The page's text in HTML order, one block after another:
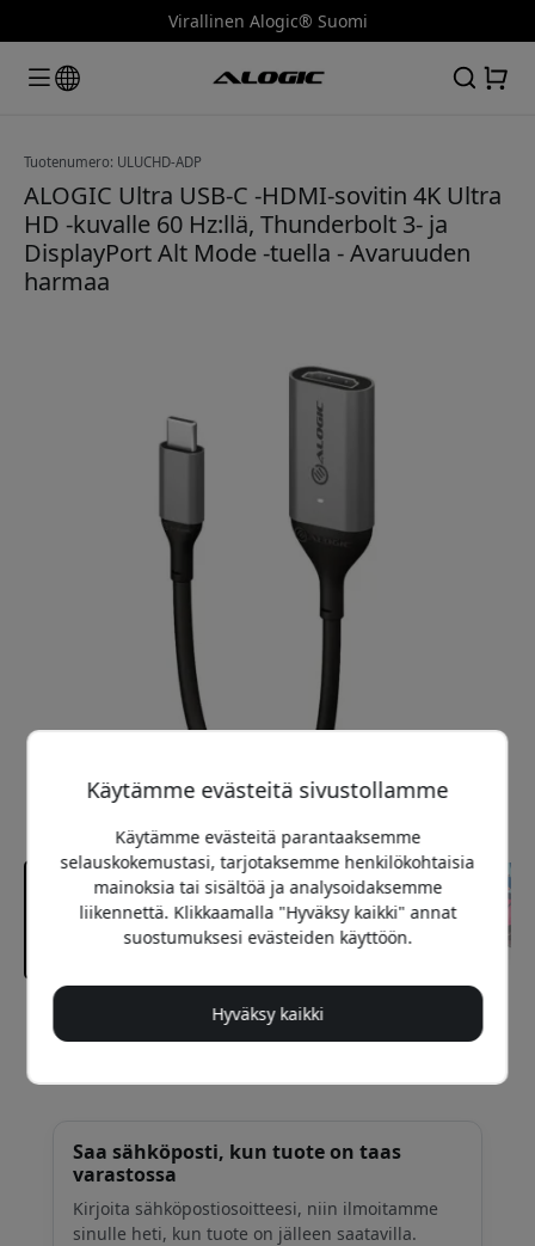
Virallinen Alogic® Suomi
Tuotenumero: ULUCHD-ADP
ALOGIC Ultra USB-C -HDMI-sovitin 4K Ultra
HD -kuvalle 60 Hz:llä, Thunderbolt 3- ja
DisplayPort Alt Mode -tuella - Avaruuden
harmaa
Suositeltava hinta
39.99 EUR
Saa sähköposti, kun tuote on taas
varastossa
Kirjoita sähköpostiosoitteesi, niin ilmoitamme
sinulle heti, kun tuote on jälleen saatavilla.
Käytämme evästeitä sivustollamme
Käytämme evästeitä parantaaksemme
selauskokemustasi, tarjotaksemme henkilökohtaisia
mainoksia tai sisältöä ja analysoidaksemme
liikennettä. Klikkaamalla "Hyväksy kaikki" annat
suostumuksesi evästeiden käyttöön.
Hyväksy kaikki